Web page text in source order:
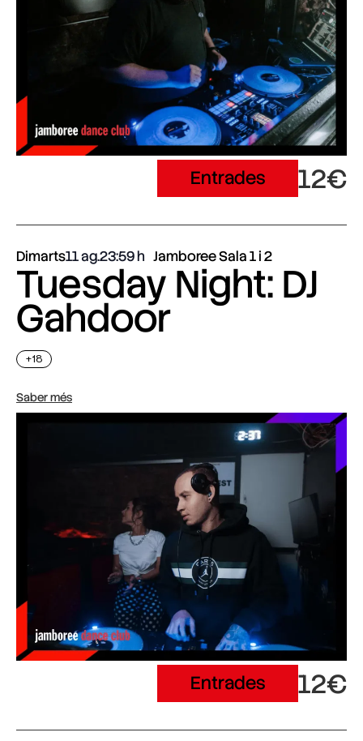
Entrades 12€
Dimarts11 ag.23:59 Jamboree Sala 1 i 2
Tuesday Night: DJ
Gahdoor
+18
Saber més
Entrades 12€